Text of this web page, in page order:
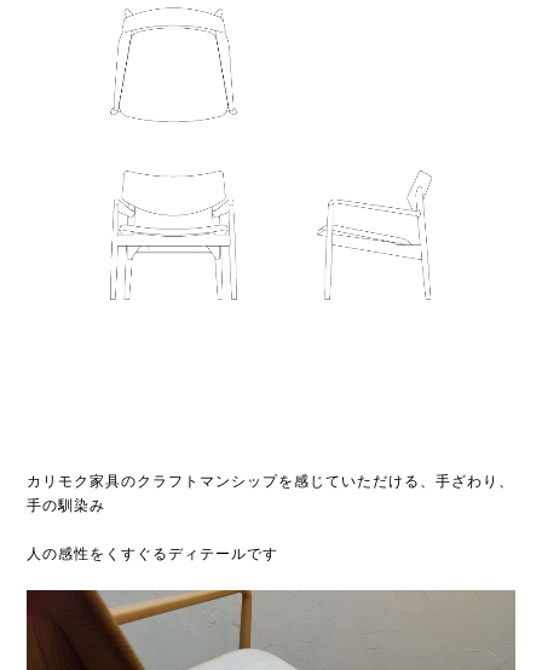
カリモク家具のクラフトマンシップを感じていただける、手ざわり、
手の馴染み
人の感性をくすぐるディテールです